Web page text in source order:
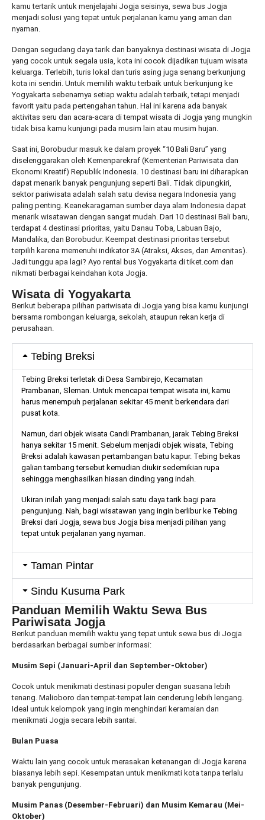
kamu tertarik untuk menjelajahi Jogja seisinya, sewa bus Jogja
menjadi solusi yang tepat untuk perjalanan kamu yang aman dan
nyaman.
Dengan segudang daya tarik dan banyaknya destinasi wisata di Jogja
yang cocok untuk segala usia, kota ini cocok dijadikan tujuam wisata
keluarga. Terlebih, turis lokal dan turis asing juga senang berkunjung
kota ini sendiri. Untuk memilih waktu terbaik untuk berkunjung ke
Yogyakarta sebenarnya setiap waktu adalah terbaik, tetapi menjadi
favorit yaitu pada pertengahan tahun. Hal ini karena ada banyak
aktivitas seru dan acara-acara di tempat wisata di Jogja yang mungkin
tidak bisa kamu kunjungi pada musim lain atau musim hujan.
Saat ini, Borobudur masuk ke dalam proyek “10 Bali Baru” yang
diselenggarakan oleh Kemenparekraf (Kementerian Pariwisata dan
Ekonomi Kreatif) Republik Indonesia. 10 destinasi baru ini diharapkan
dapat menarik banyak pengunjung seperti Bali. Tidak dipungkiri,
sektor pariwisata adalah salah satu devisa negara Indonesia yang
paling penting. Keanekaragaman sumber daya alam Indonesia dapat
menarik wisatawan dengan sangat mudah. Dari 10 destinasi Bali baru,
terdapat 4 destinasi prioritas, yaitu Danau Toba, Labuan Bajo,
Mandalika, dan Borobudur. Keempat destinasi prioritas tersebut
terpilih karena memenuhi indikator 3A (Atraksi, Akses, dan Amenitas).
Jadi tunggu apa lagi? Ayo rental bus Yogyakarta di tiket.com dan
nikmati berbagai keindahan kota Jogja.
Wisata di Yogyakarta
Berikut beberapa pilihan pariwisata di Jogja yang bisa kamu kunjungi
bersama rombongan keluarga, sekolah, ataupun rekan kerja di
perusahaan.
Tebing Breksi
Tebing Breksiterletak di Desa Sambirejo, Kecamatan
Prambanan, Sleman. Untuk mencapai tempat wisata ini, kamu
harus menempuh perjalanan sekitar 45 menit berkendara dari
pusat kota.
Namun, dari objek wisata Candi Prambanan, jarak Tebing Breksi
hanya sekitar 15 menit. Sebelum menjadi objek wisata, Tebing
Breksi adalah kawasan pertambangan batu kapur. Tebing bekas
galian tambang tersebut kemudian diukir sedemikian rupa
sehingga menghasilkan hiasan dinding yang indah.
Ukiran inilah yang menjadi salah satu daya tarik bagi para
pengunjung. Nah, bagi wisatawan yang ingin berlibur ke Tebing
Breksi dari Jogja, sewa bus Jogja bisa menjadi pilihan yang
tepat untuk perjalanan yang nyaman.
Taman Pintar
Sindu Kusuma Park
Panduan Memilih Waktu Sewa Bus
Pariwisata Jogja
Berikut panduan memilih waktu yang tepat untuk sewa bus di Jogja
berdasarkan berbagai sumber informasi:
Musim Sepi (Januari-April dan September-Oktober)
Cocok untuk menikmati destinasi populer dengan suasana lebih
tenang. Malioboro dan tempat-tempat lain cenderung lebih lengang.
Ideal untuk kelompok yang ingin menghindari keramaian dan
menikmati Jogja secara lebih santai.
Bulan Puasa
Waktu lain yang cocok untuk merasakan ketenangan di Jogja karena
biasanya lebih sepi. Kesempatan untuk menikmati kota tanpa terlalu
banyak pengunjung.
Musim Panas (Desember-Februari) dan Musim Kemarau (Mei-
Oktober)